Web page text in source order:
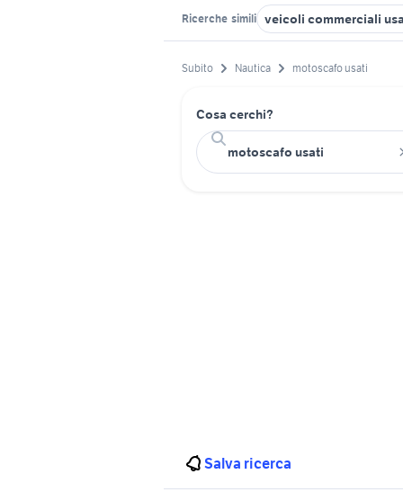
Ricerche simili veicoli commerciali
Subito Nautica motoscafo usati
Cosa cerchi?
Salva ricerca